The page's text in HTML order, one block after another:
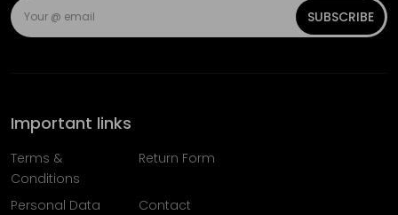
SUBSCRIBE
Important links
Terms &
Conditions
Return Form
Personal Data
Contact